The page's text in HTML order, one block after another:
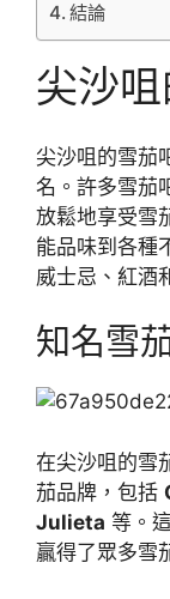
結論
尖沙
尖沙咀的雪茄
名。許多雪茄
放鬆地享受雪
能品味到各種
威士忌、紅酒
知名雪
在尖沙咀的雪
茄品牌，包括
Julieta 等。
贏得了眾多雪